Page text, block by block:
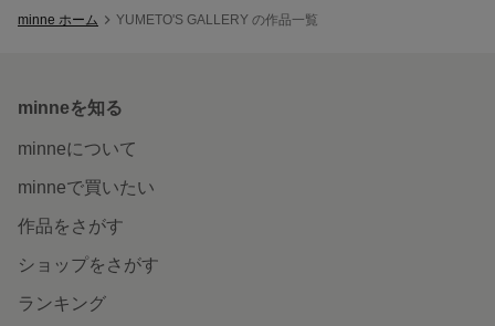
minne ホーム YUMETO'S GALLERY の作品一覧
minneを知る
minneについて
minneで買いたい
作品をさがす
ショップをさがす
ランキング